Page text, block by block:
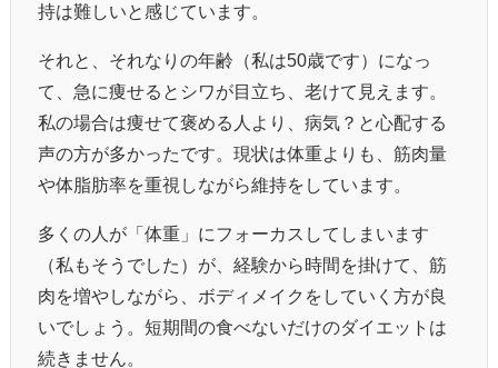
持は難しいと感じています。
それと、それなりの年齢（私は50歳です）になっ
て、急に痩せるとシワが目立ち、老けて見えます。
私の場合は痩せて褒める人より、病気？と心配する
声の方が多かったです。現状は体重よりも、筋肉量
や体脂肪率を重視しながら維持をしています。
多くの人が「体重」にフォーカスしてしまいます
（私もそうでした）が、経験から時間を掛けて、筋
肉を増やしながら、ボディメイクをしていく方が良
いでしょう。短期間の食べないだけのダイエットは
続きません。